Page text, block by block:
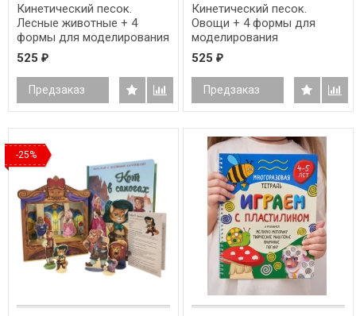
Кинетический песок.
Лесные животные + 4
формы для моделирования
525 ₽
Предзаказ
Кинетический песок.
Овощи + 4 формы для
моделирования
525 ₽
Предзаказ
-25%